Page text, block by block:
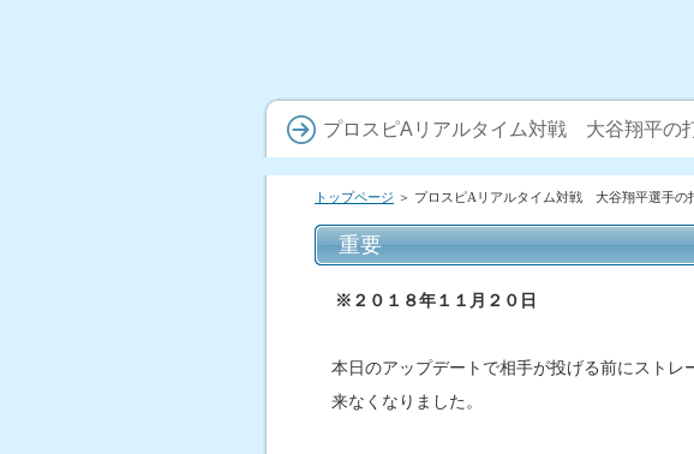
プロスピAリアルタイム対戦 大谷翔平の
トップページ ＞ プロスピAリアルタイム対戦 大谷翔平選手の
重要
※２０１８年１１月２０日
本日のアップデートで相手が投げる前にスト
来なくなりました。